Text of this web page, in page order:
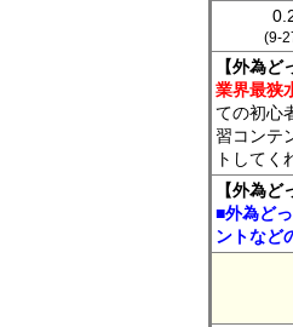
(9-
【外為
業界最狭
ての初心
習コンテ
トしてく
【外為
■外為ど
ントなど